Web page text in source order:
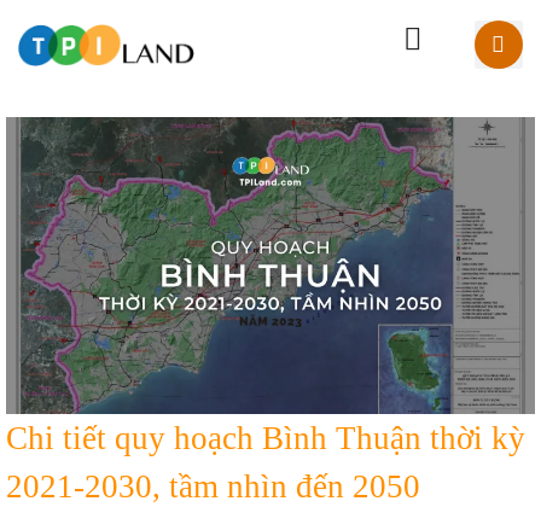
Chi tiết quy hoạch Bình Thuận thời kỳ
2021-2030, tầm nhìn đến 2050